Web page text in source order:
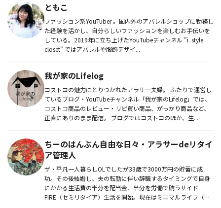
ともこ
ファッション系YouTuber 。国内外のアパレルショップに勤務し
た経験を活かし、自分らしいファッションを楽しむお手伝いを
している。2019年に立ち上げたYouTubeチャンネル "i. style
closet" ではアパレルや服飾デザイ...
我が家のLifelog
コストコの魅力にとりつかれたアラサー夫婦。 ふたりで運営し
ているブログ・YouTubeチャンネル「我が家のLifelog」では、
コストコ商品のレビュー・リピ買い商品、がっかり商品など、
正直にありのまま配信。 ブログではコストコのほか、生...
ちーのはんぶん自由な日々・アラサーdeリタイ
ア管理人
ザ・平凡一人暮らしOLでしたが33歳で3000万円の貯蓄に成
功。その後結婚し、夫の転勤に伴い辞職するタイミングで自身
にかかる生活費の半分を配当金、半分を労働で賄うサイド
FIRE（セミリタイア）生活を開始。現在はミニマルライフ（貯